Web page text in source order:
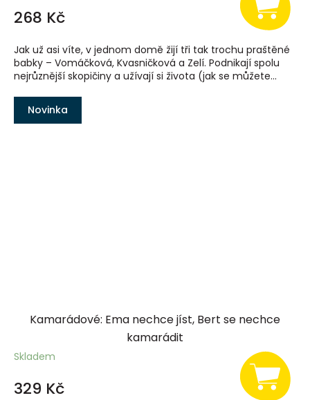
268 Kč
Jak už asi víte, v jednom domě žijí tři tak trochu praštěné
babky – Vomáčková, Kvasničková a Zelí. Podnikají spolu
nejrůznější skopičiny a užívají si života (jak se můžete...
Novinka
Kamarádové: Ema nechce jíst, Bert se nechce
kamarádit
Skladem
329 Kč